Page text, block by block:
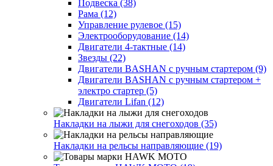
Подвеска (38)
Рама (12)
Управление рулевое (15)
Электрооборудование (14)
Двигатели 4-тактные (14)
Звезды (22)
Двигатели BASHAN с ручным стартером (9)
Двигатели BASHAN с ручным стартером +
электро стартер (5)
Двигатели Lifan (12)
Накладки на лыжи для снегоходов (35)
Накладки на рельсы направляющие (19)